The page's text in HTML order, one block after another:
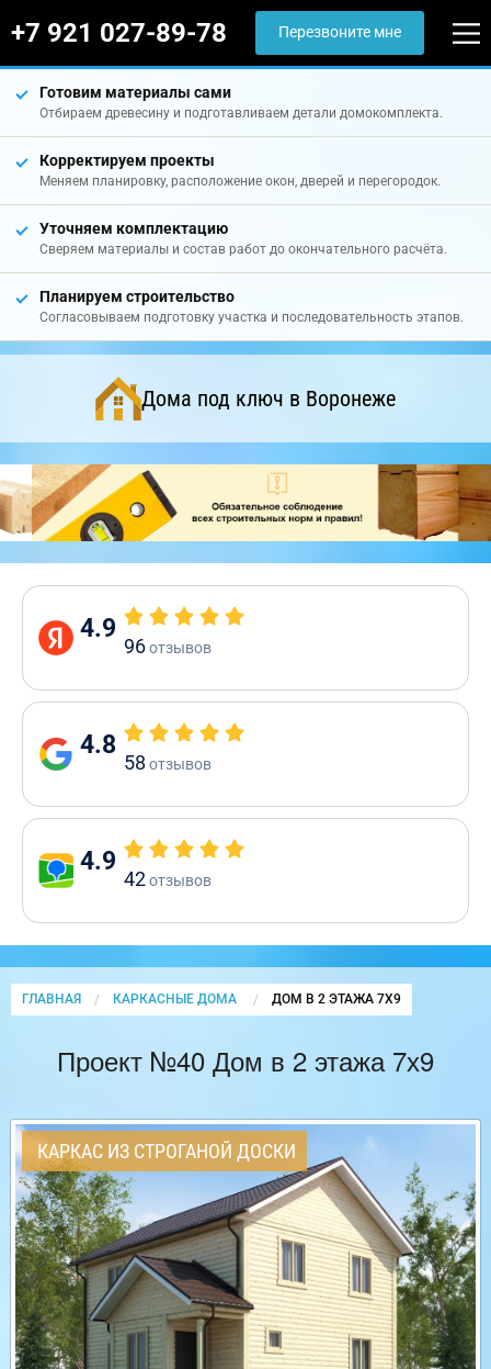
+7 921 027-89-78 Перезвоните мне
Готовим материалы сами
Отбираем древесину и подготавливаем детали домокомплекта.
Корректируем проекты
Меняем планировку, расположение окон, дверей и перегородок.
Уточняем комплектацию
Сверяем материалы и состав работ до окончательного расчёта.
Планируем строительство
Согласовываем подготовку участка и последовательность этапов.
Дома под ключ в Воронеже
4.9
96отзывов
4.8
58 отзывов
4.9
42отзывов
ГЛАВНАЯ КАРКАСНЫЕ ДОМА CURRENT:
ДОМ В 2 ЭТАЖА 7Х9
Проект №40 Дом в 2 этажа 7х9
КАРКАС ИЗ СТРОГАНОЙ ДОСКИ